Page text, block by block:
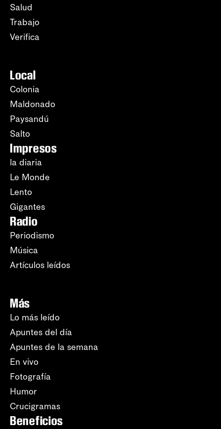
Salud
Trabajo
Verifica
Local
Colonia
Maldonado
Paysandú
Salto
Impresos
la diaria
Le Monde
Lento
Gigantes
Radio
Periodismo
Música
Artículos leídos
Más
Lo más leído
Apuntes del día
Apuntes de la semana
En vivo
Fotografía
Humor
Crucigramas
Beneficios